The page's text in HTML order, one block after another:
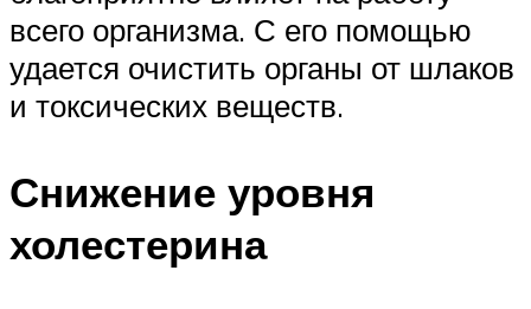
всего организма. С его помощью
удается очистить органы от шлаков
и токсических веществ.
Снижение уровня
холестерина